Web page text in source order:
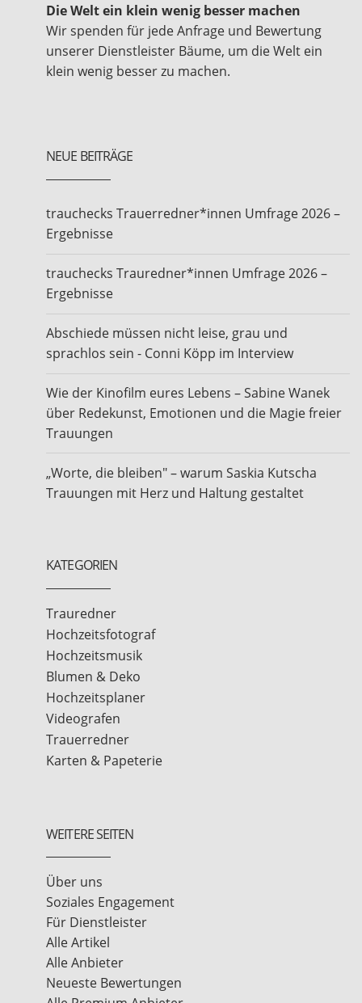
Die Welt ein klein wenig besser machen
Wir spenden für jede Anfrage und Bewertung
unserer Dienstleister Bäume, um die Welt ein
klein wenig besser zu machen.
NEUE BEITRÄGE
trauchecks Trauerredner*innen Umfrage 2026 –
Ergebnisse
trauchecks Trauredner*innen Umfrage 2026 –
Ergebnisse
Abschiede müssen nicht leise, grau und
sprachlos sein - Conni Köpp im Interview
Wie der Kinofilm eures Lebens – Sabine Wanek
über Redekunst, Emotionen und die Magie freier
Trauungen
„Worte, die bleiben" – warum Saskia Kutscha
Trauungen mit Herz und Haltung gestaltet
KATEGORIEN
Trauredner
Hochzeitsfotograf
Hochzeitsmusik
Blumen & Deko
Hochzeitsplaner
Videografen
Trauerredner
Karten & Papeterie
WEITERE SEITEN
Über uns
Soziales Engagement
Für Dienstleister
Alle Artikel
Alle Anbieter
Neueste Bewertungen